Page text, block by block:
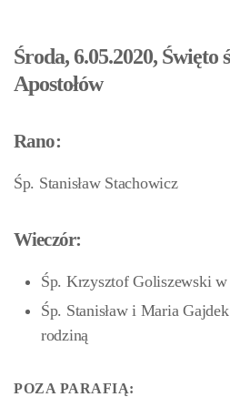
Środa, 6.05.2020,
Apostołów
Rano:
Śp. Stanisław Stachowicz
Wieczór:
Śp. Krzysztof Goliszewski
Śp. Stanisław i Maria
rodziną
POZA PARAFIĄ: